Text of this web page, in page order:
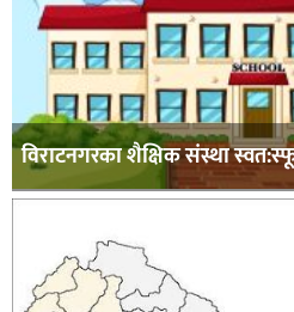
विराटनगरका शैक्षिक संस्था